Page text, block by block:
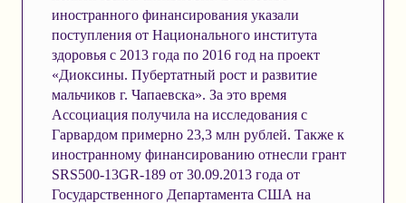
иностранного финансирования указали
поступления от Национального института
здоровья с 2013 года по 2016 год на проект
«Диоксины. Пубертатный рост и развитие
мальчиков г. Чапаевска». За это время
Ассоциация получила на исследования с
Гарвардом примерно 23,3 млн рублей. Также к
иностранному финансированию отнесли грант
SRS500-13GR-189 от 30.09.2013 года от
Государственного Департамента США на